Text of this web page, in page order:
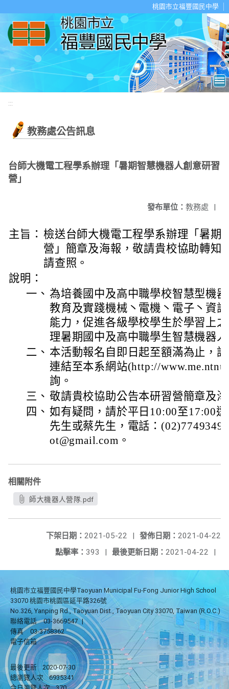
桃園市立福豐國民中學
:::
教務處公告訊息
台師大機電工程學系辦理「暑期智慧機器人創意研習
營」
發布單位： 教務處 |
主旨： 檢送台師大機電工程學系辦理「暑期
營」簡章及海報，敬請貴校協助轉知
請查照。
說明：
一、 為培養國中及高中職學校智慧型機
教育及實踐機械丶電機丶電子丶資
能力，促進各級學校學生於學習上
理暑期國中及高中職學生智慧機器
二、 本活動報名自即日起至額滿為止，
連結至本系網站(http://
詢。
三、 敬請貴校協助公告本研習營簡章及
四、 如有疑問，請於平日10:00至17:00
先生或蔡先生，電話：
ot@gmail.com。
相關附件
師大機器人營隊.pdf
發佈日期： 2021-04-22
下架日期： 2021-05-22
|
最後更新日期： 2021-04-22 |
點擊率： 393 |
桃園市立福豐國民中學Taoyuan Municipal Fu-Fong Junior High School
33070 桃園市桃園區延平路326號
No.326, Yanping Rd., Taoyuan Dist., Taoyuan City 33070, Taiwan (R.O.C.)
聯絡電話
03-3669547 |
傳真
03-3758362
電子信箱
最後更新
2020-07-30
總瀏覽人次
6935341